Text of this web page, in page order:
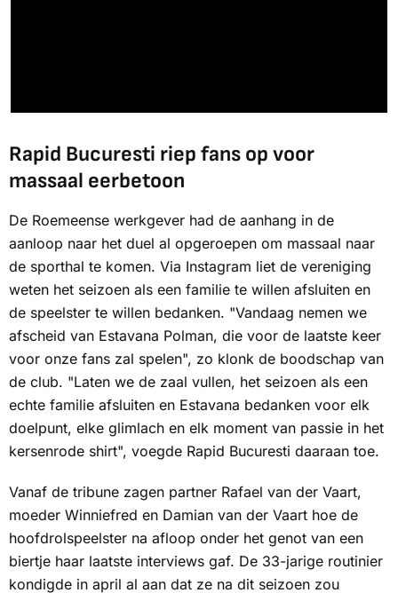
Rapid Bucuresti riep fans op voor
massaal eerbetoon
De Roemeense werkgever had de aanhang in de
aanloop naar het duel al opgeroepen om massaal naar
de sporthal te komen. Via Instagram liet de vereniging
weten het seizoen als een familie te willen afsluiten en
de speelster te willen bedanken. "Vandaag nemen we
afscheid van Estavana Polman, die voor de laatste keer
voor onze fans zal spelen", zo klonk de boodschap van
de club. "Laten we de zaal vullen, het seizoen als een
echte familie afsluiten en Estavana bedanken voor elk
doelpunt, elke glimlach en elk moment van passie in het
kersenrode shirt", voegde Rapid Bucuresti daaraan toe.
Vanaf de tribune zagen partner Rafael van der Vaart,
moeder Winniefred en Damian van der Vaart hoe de
hoofdrolspeelster na afloop onder het genot van een
biertje haar laatste interviews gaf. De 33-jarige routinier
kondigde in april al aan dat ze na dit seizoen zou